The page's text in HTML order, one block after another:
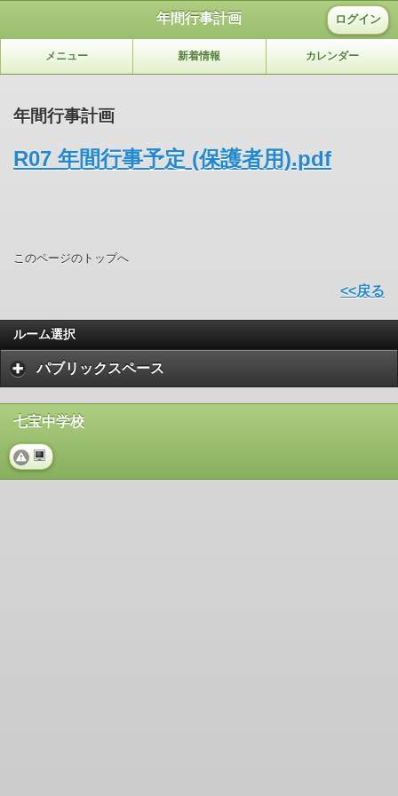
年間行事計画 ログイン
メニュー 新着情報 カレンダー
年間行事計画
R07 年間行事予定 (保護者用).pdf
このページのトップへ
<<戻る
ルーム選択
パブリックスペース
七宝中学校